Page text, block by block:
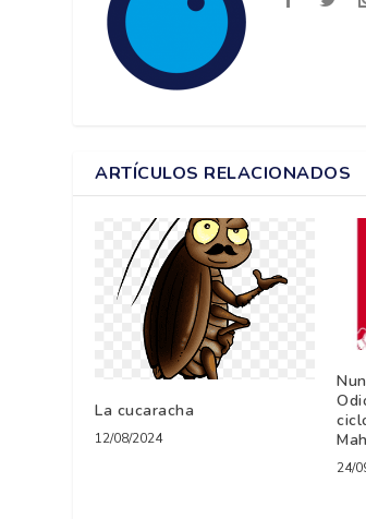
ARTÍCULOS RELACIONADOS
La cucaracha
12/08/2024
24/